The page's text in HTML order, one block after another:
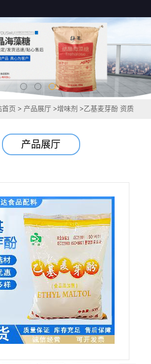
首页 > 产品展厅 >增味剂 >乙基麦芽酚 资质
产品展厅